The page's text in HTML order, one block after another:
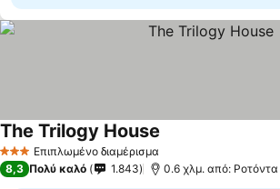
3 ΑστέριαΕπιπλωμένο διαμέρισμα
The Trilogy House
8,3 Πολύ καλό 1.843 0.6 χλμ. από: Ροτόντα